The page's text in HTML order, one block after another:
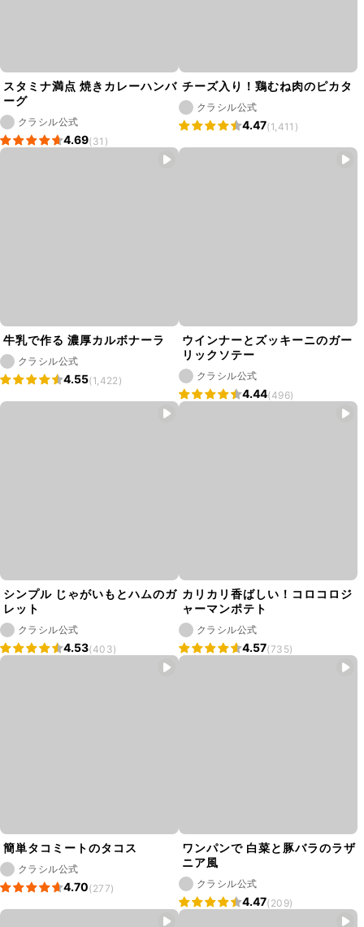
スタミナ満点 焼きカレーハンバ
ーグ
クラシル公式
4.69(31)
チーズ入り！鶏むね肉のピカタ
クラシル公式
4.47(1,411)
牛乳で作る 濃厚カルボナーラ
クラシル公式
4.55(1,422)
ウインナーとズッキーニのガー
リックソテー
クラシル公式
4.44(496)
シンプル じゃがいもとハムのガ
レット
クラシル公式
4.53(403)
カリカリ香ばしい！コロコロジ
ャーマンポテト
クラシル公式
4.57(735)
簡単タコミートのタコス
クラシル公式
4.70(277)
ワンパンで 白菜と豚バラのラザ
ニア風
クラシル公式
4.47(209)